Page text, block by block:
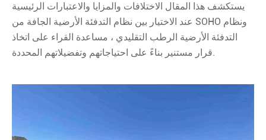
يستكشف هذا المقال الاختلافات والمزايا والاعتبارات الرئيسية
عند الاختيار بين نظام التدفئة الأرضية الجافة من SOHO ونظام
التدفئة الأرضية الرطب التقليدي ، مساعدة القراء على اتخاذ
قرار مستنير بناءً على احتياجاتهم وتفضيلاتهم المحددة.